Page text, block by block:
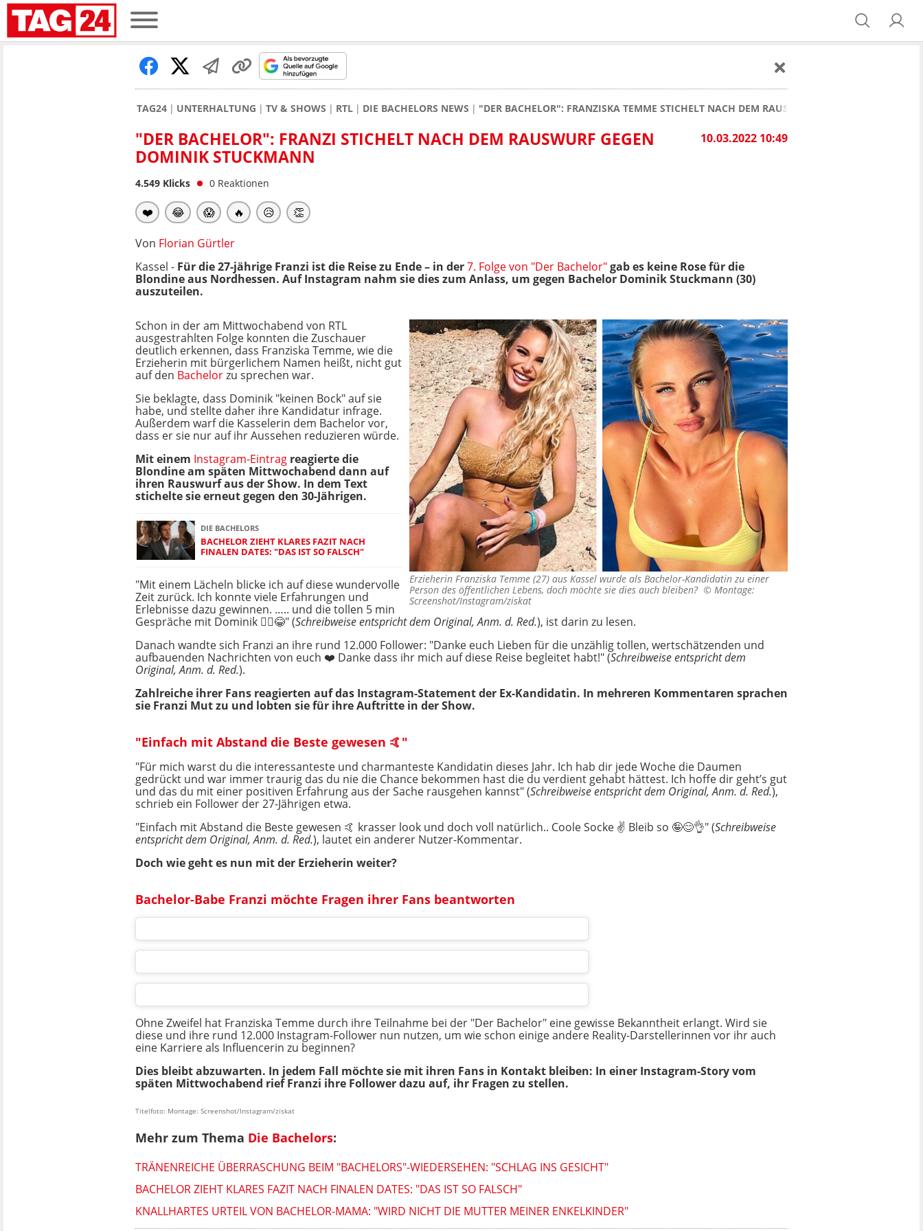
TAG24 UNTERHALTUNG TV & SHOWS RTL DIE BACHELORS NEWS "DER BACHELOR": FRANZISKA TEMME STICHELT NACH DEM RAUSWURF GEGEN DOMINIK
10.03.2022 10:49
"DER BACHELOR": FRANZI STICHELT NACH DEM RAUSWURF GEGEN
DOMINIK STUCKMANN
4.549 Klicks 0 Reaktionen
❤️ 😂 😱 🔥 😥 👏
Von Florian Gürtler
Kassel - Für die 27-jährige Franzi ist die Reise zu Ende – in der7. Folge von "Der Bachelor"gab es keine Rose für die
Blondine aus Nordhessen. Auf Instagram nahm sie dies zum Anlass, um gegen Bachelor Dominik Stuckmann (30)
auszuteilen.
Erzieherin Franziska Temme (27) aus Kassel wurde als Bachelor-Kandidatin zu einer
Person des öffentlichen Lebens, doch möchte sie dies auch bleiben? © Montage:
Screenshot/Instagram/ziskat
Schon in der am Mittwochabend von RTL
ausgestrahlten Folge konnten die Zuschauer
deutlich erkennen, dass Franziska Temme, wie die
Erzieherin mit bürgerlichem Namen heißt, nicht gut
auf den Bachelorzu sprechen war.
Sie beklagte, dass Dominik "keinen Bock" auf sie
habe, und stellte daher ihre Kandidatur infrage.
Außerdem warf die Kasselerin dem Bachelor vor,
dass er sie nur auf ihr Aussehen reduzieren würde.
Mit einem Instagram-Eintrag reagierte die
Blondine am späten Mittwochabend dann auf
ihren Rauswurf aus der Show. In dem Text
stichelte sie erneut gegen den 30-Jährigen.
DIE BACHELORS
BACHELOR ZIEHT KLARES FAZIT NACH
FINALEN DATES: "DAS IST SO FALSCH"
"Mit einem Lächeln blicke ich auf diese wundervolle
Zeit zurück. Ich konnte viele Erfahrungen und
Erlebnisse dazu gewinnen. ….. und die tollen 5 min
Gespräche mit Dominik 🤷‍♀️😂" (Schreibweise entspricht dem Original, Anm. d. Red.), ist darin zu lesen.
Danach wandte sich Franzi an ihre rund 12.000 Follower: "Danke euch Lieben für die unzählig tollen, wertschätzenden und
aufbauenden Nachrichten von euch ❤️ Danke dass ihr mich auf diese Reise begleitet habt!" (Schreibweise entspricht dem
Original, Anm. d. Red.).
Zahlreiche ihrer Fans reagierten auf das Instagram-Statement der Ex-Kandidatin. In mehreren Kommentaren sprachen
sie Franzi Mut zu und lobten sie für ihre Auftritte in der Show.
"Einfach mit Abstand die Beste gewesen 🤙"
"Für mich warst du die interessanteste und charmanteste Kandidatin dieses Jahr. Ich hab dir jede Woche die Daumen
gedrückt und war immer traurig das du nie die Chance bekommen hast die du verdient gehabt hättest. Ich hoffe dir geht’s gut
und das du mit einer positiven Erfahrung aus der Sache rausgehen kannst" (Schreibweise entspricht dem Original, Anm. d. Red.),
schrieb ein Follower der 27-Jährigen etwa.
"Einfach mit Abstand die Beste gewesen 🤙 krasser look und doch voll natürlich.. Coole Socke ✌️ Bleib so 🤪😊👌" (Schreibweise
entspricht dem Original, Anm. d. Red.), lautet ein anderer Nutzer-Kommentar.
Doch wie geht es nun mit der Erzieherin weiter?
Bachelor-Babe Franzi möchte Fragen ihrer Fans beantworten
Ohne Zweifel hat Franziska Temme durch ihre Teilnahme bei der "Der Bachelor" eine gewisse Bekanntheit erlangt. Wird sie
diese und ihre rund 12.000 Instagram-Follower nun nutzen, um wie schon einige andere Reality-Darstellerinnen vor ihr auch
eine Karriere als Influencerin zu beginnen?
Dies bleibt abzuwarten. In jedem Fall möchte sie mit ihren Fans in Kontakt bleiben: In einer Instagram-Story vom
späten Mittwochabend rief Franzi ihre Follower dazu auf, ihr Fragen zu stellen.
Titelfoto: Montage: Screenshot/Instagram/ziskat
Mehr zum Thema Die Bachelors:
TRÄNENREICHE ÜBERRASCHUNG BEIM "BACHELORS"-WIEDERSEHEN: "SCHLAG INS GESICHT"
BACHELOR ZIEHT KLARES FAZIT NACH FINALEN DATES: "DAS IST SO FALSCH"
KNALLHARTES URTEIL VON BACHELOR-MAMA: "WIRD NICHT DIE MUTTER MEINER ENKELKINDER"